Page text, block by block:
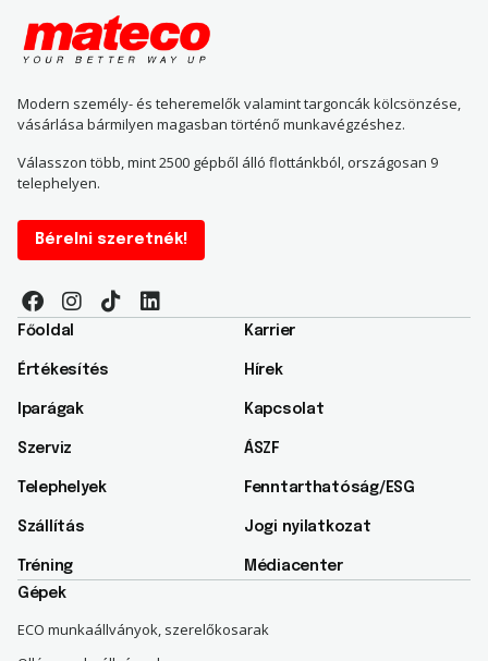
Modern személy- és teheremelők valamint targoncák kölcsönzése,
vásárlása bármilyen magasban történő munkavégzéshez.
Válasszon több, mint 2500 gépből álló flottánkból, országosan 9
telephelyen.
Bérelni szeretnék!
Főoldal
Értékesítés
Iparágak
Szerviz
Telephelyek
Szállítás
Tréning
Karrier
Hírek
Kapcsolat
ÁSZF
Fenntarthatóság/ESG​
Jogi nyilatkozat
Médiacenter
Gépek
ECO munkaállványok, szerelőkosarak